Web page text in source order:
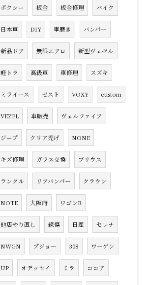
ボクシー 板金 板金修理 バイク
日本車 DIY 車磨き バンパー
新品ドア 無限エアロ 新型ヴェゼル
軽トラ 高級車 車修理 スズキ
ミライース ゼスト VOXY custom
VEZEL 車販売 ヴェルファイア
ジープ クリア禿げ NONE
キズ修理 ガラス交換 プリウス
ランクル リアバンパー クラウン
NOTE 大阪府 ワゴンR
他店やり直し 線傷 日産 セレナ
NWGN プジョー 308 ワーゲン
UP オデッセイ ミラ ココア